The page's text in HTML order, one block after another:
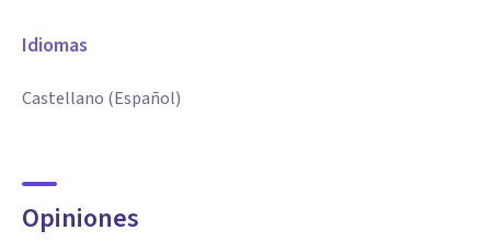
Idiomas
Castellano (Español)
Opiniones